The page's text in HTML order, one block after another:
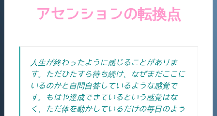
アセンションの転換点
人生が終わったように感じることがありま
す。ただひたすら待ち続け、なぜまだここに
いるのかと自問自答しているような感覚で
す。もはや達成できているという感覚はな
く、ただ体を動かしているだけの毎日のよう